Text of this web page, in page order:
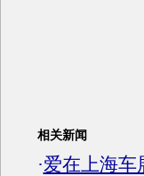
相关新闻
·爱在上海车